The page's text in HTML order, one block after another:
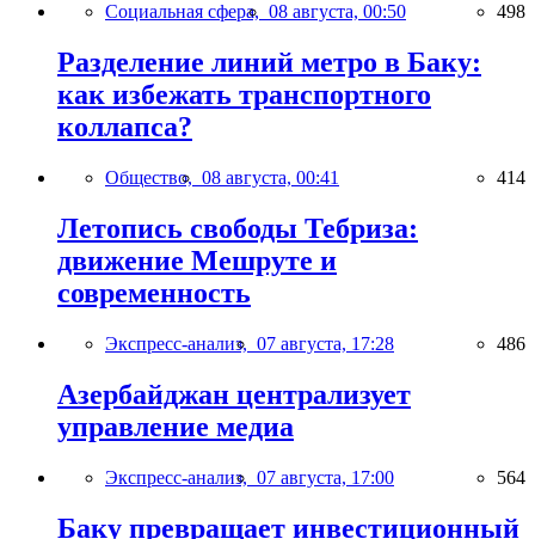
Социальная сфера, 08 августа, 00:50 498
Разделение линий метро в Баку:
как избежать транспортного
коллапса?
Общество, 08 августа, 00:41 414
Летопись свободы Тебриза:
движение Мешруте и
современность
Экспресс-анализ, 07 августа, 17:28 486
Азербайджан централизует
управление медиа
Экспресс-анализ, 07 августа, 17:00 564
Баку превращает инвестиционный